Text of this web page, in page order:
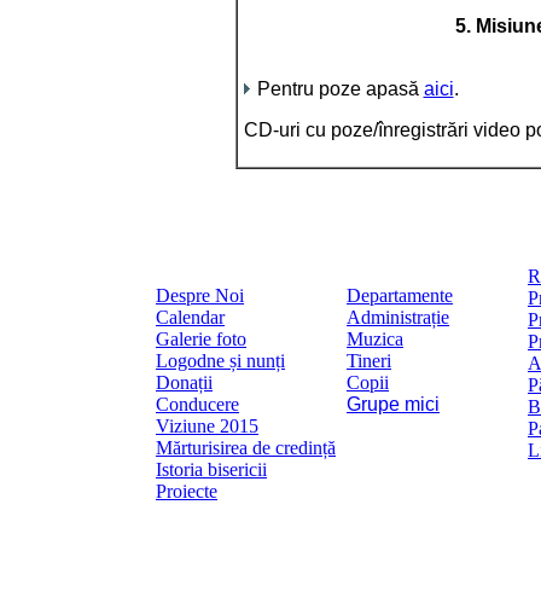
5.
Pentru poze apasă aici.
CD-uri cu poze/înregistrări video
Despre Noi
Calendar
Galerie foto
Logodne și nunți
Donații
Conducere
Viziune 2015
Mărturisirea de credință
Istoria bisericii
Proiecte
Departamente
Administrație
Muzica
Tineri
Copii
Grupe mici